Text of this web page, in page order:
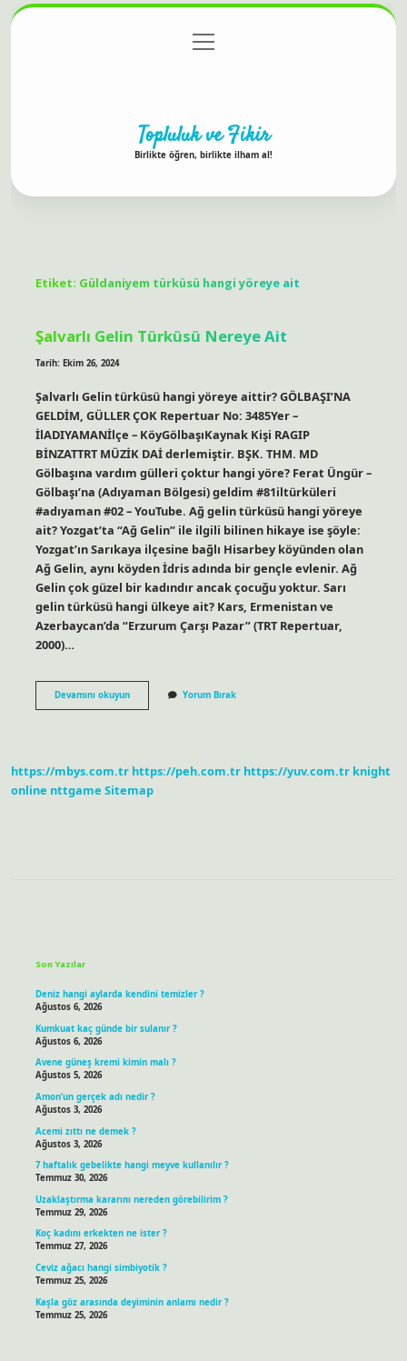
Gizlilik Politikası
menüyü
aç
Topluluk ve Fikir
Birlikte öğren, birlikte ilham al!
Etiket: Güldaniyem türküsü hangi yöreye ait
Şalvarlı Gelin Türküsü Nereye Ait
Tarih: Ekim 26, 2024
Şalvarlı Gelin türküsü hangi yöreye aittir? GÖLBAŞI’NA
GELDİM, GÜLLER ÇOK Repertuar No: 3485Yer –
İlADIYAMANİlçe – KöyGölbaşıKaynak Kişi RAGIP
BİNZATTRT MÜZİK DAİ derlemiştir. BŞK. THM. MD
Gölbaşına vardım gülleri çoktur hangi yöre? Ferat Üngür –
Gölbaşı’na (Adıyaman Bölgesi) geldim #81iltürküleri
#adıyaman #02 – YouTube. Ağ gelin türküsü hangi yöreye
ait? Yozgat’ta “Ağ Gelin” ile ilgili bilinen hikaye ise şöyle:
Yozgat’ın Sarıkaya ilçesine bağlı Hisarbey köyünden olan
Ağ Gelin, aynı köyden İdris adında bir gençle evlenir. Ağ
Gelin çok güzel bir kadındır ancak çocuğu yoktur. Sarı
gelin türküsü hangi ülkeye ait? Kars, Ermenistan ve
Azerbaycan’da “Erzurum Çarşı Pazar” (TRT Repertuar,
2000)…
Devamını okuyunŞalvarlı
Gelin
Yorum Bırak
https://mbys.com.tr https://peh.com.tr https://yuv.com.tr knight
online nttgame Sitemap
Son Yazılar
Deniz hangi aylarda kendini temizler ?
Ağustos 6, 2026
Kumkuat kaç günde bir sulanır ?
Ağustos 6, 2026
Avene güneş kremi kimin malı ?
Ağustos 5, 2026
Amon’un gerçek adı nedir ?
Ağustos 3, 2026
Acemi zıttı ne demek ?
Ağustos 3, 2026
7 haftalık gebelikte hangi meyve kullanılır ?
Temmuz 30, 2026
Uzaklaştırma kararını nereden görebilirim ?
Temmuz 29, 2026
Koç kadını erkekten ne ister ?
Temmuz 27, 2026
Ceviz ağacı hangi simbiyotik ?
Temmuz 25, 2026
Kaşla göz arasında deyiminin anlamı nedir ?
Temmuz 25, 2026